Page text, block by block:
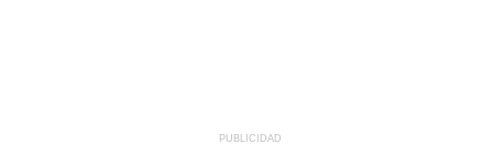
PUBLICIDAD